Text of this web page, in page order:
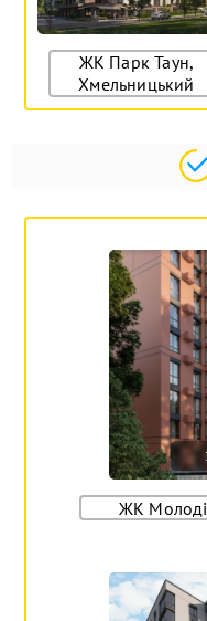
ЖК Парк Таун,
Хмельницький
ЖК